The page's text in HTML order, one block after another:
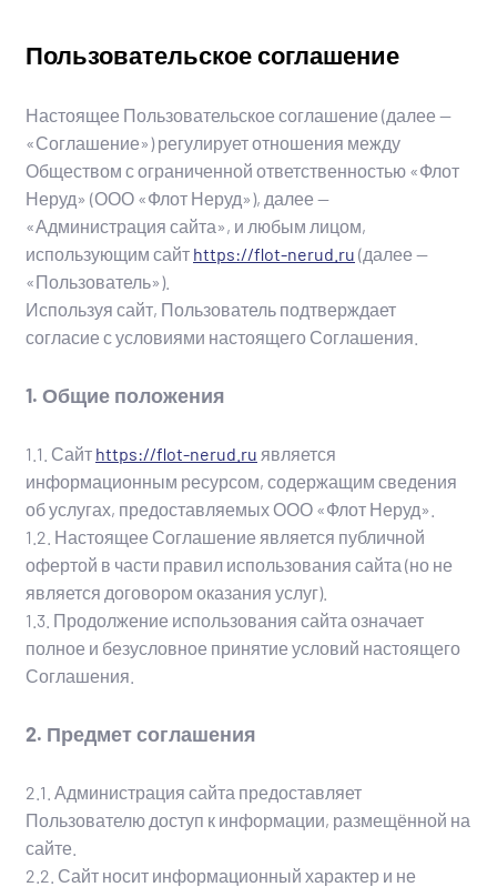
Пользовательское соглашение
Настоящее Пользовательское соглашение (далее —
«Соглашение») регулирует отношения между
Обществом с ограниченной ответственностью «Флот
Неруд» (ООО «Флот Неруд»), далее —
«Администрация сайта», и любым лицом,
использующим сайт https://flot-nerud.ru (далее —
«Пользователь»).
Используя сайт, Пользователь подтверждает
согласие с условиями настоящего Соглашения.
1. Общие положения
1.1. Сайт https://flot-nerud.ru является
информационным ресурсом, содержащим сведения
об услугах, предоставляемых ООО «Флот Неруд».
1.2. Настоящее Соглашение является публичной
офертой в части правил использования сайта (но не
является договором оказания услуг).
1.3. Продолжение использования сайта означает
полное и безусловное принятие условий настоящего
Соглашения.
2. Предмет соглашения
2.1. Администрация сайта предоставляет
Пользователю доступ к информации, размещённой на
сайте.
2.2. Сайт носит информационный характер и не